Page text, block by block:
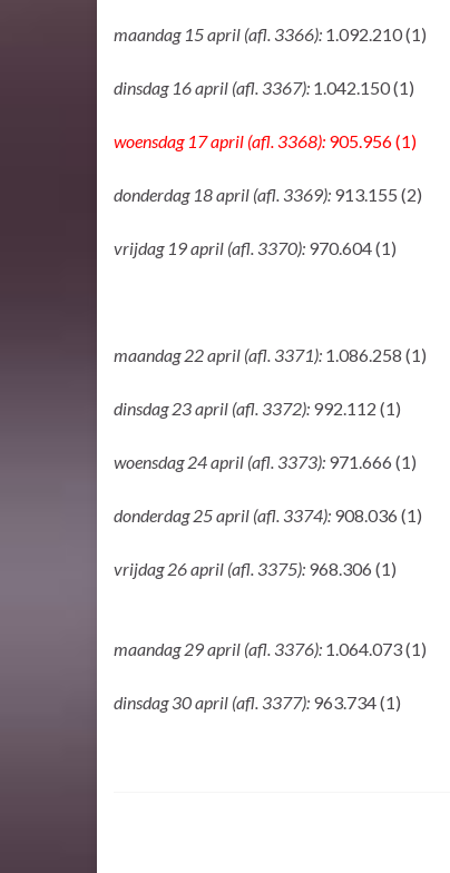
maandag 15 april (afl. 3366): 1.092.210 (1)
dinsdag 16 april (afl. 3367): 1.042.150 (1)
woensdag 17 april (afl. 3368): 905.956 (1)
donderdag 18 april (afl. 3369): 913.155 (2)
vrijdag 19 april (afl. 3370): 970.604 (1)
maandag 22 april (afl. 3371): 1.086.258 (1)
dinsdag 23 april (afl. 3372): 992.112 (1)
woensdag 24 april (afl. 3373): 971.666 (1)
donderdag 25 april (afl. 3374): 908.036 (1)
vrijdag 26 april (afl. 3375): 968.306 (1)
maandag 29 april (afl. 3376): 1.064.073 (1)
dinsdag 30 april (afl. 3377): 963.734 (1)